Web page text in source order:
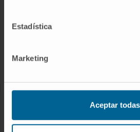
Estadística
Marketing
Aceptar todas
Our Researchers